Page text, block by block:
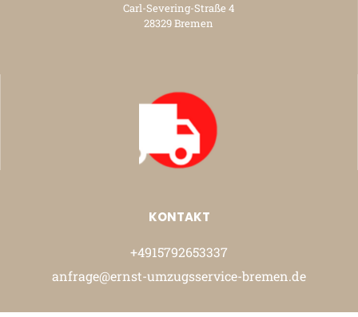
Carl-Severing-Straße 4
28329 Bremen
KONTAKT
+4915792653337
anfrage@ernst-umzugsservice-bremen.de